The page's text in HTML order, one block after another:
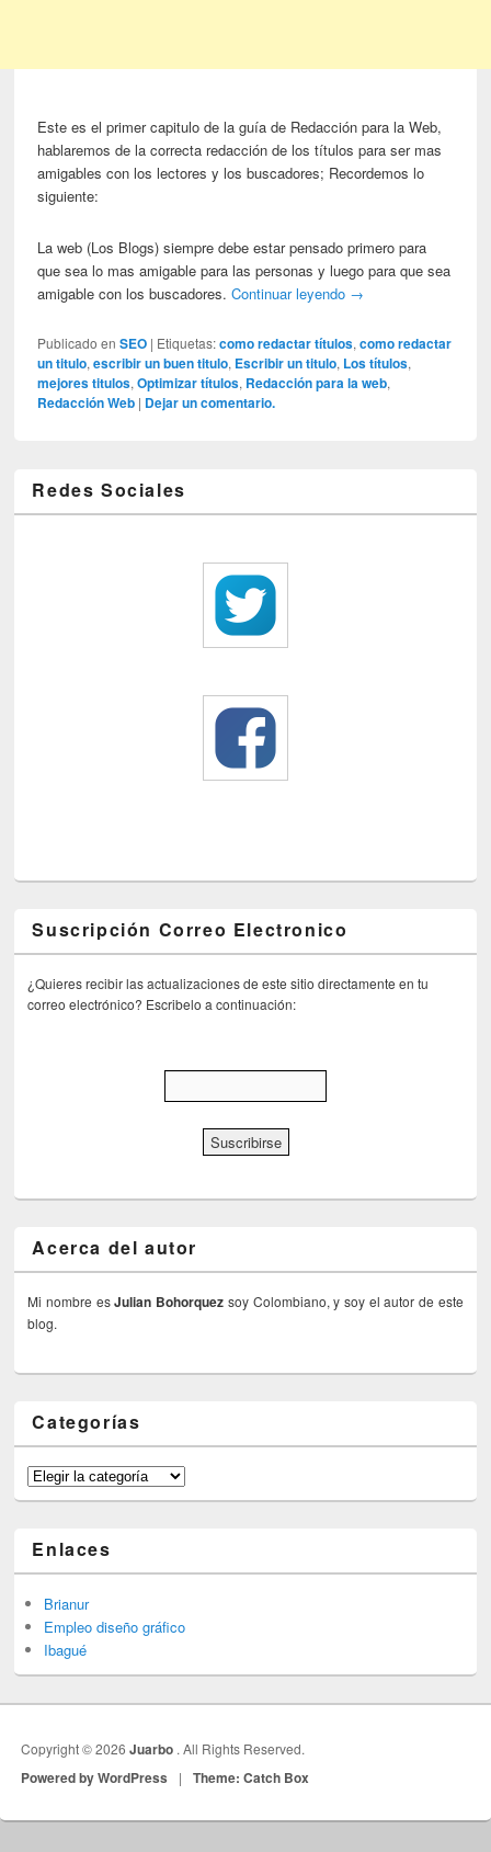
Este es el primer capitulo de la guía de Redacción para la Web,
hablaremos de la correcta redacción de los títulos para ser mas
amigables con los lectores y los buscadores; Recordemos lo
siguiente:
La web (Los Blogs) siempre debe estar pensado primero para
que sea lo mas amigable para las personas y luego para que sea
amigable con los buscadores.Continuar leyendo →
Publicado en SEO | Etiquetas: como redactar títulos,como redactar
un titulo,escribir un buen titulo, Escribir un titulo, Los títulos,
mejores titulos,Optimizar títulos, Redacción para la web,
Redacción Web | Dejar un comentario.
Redes Sociales
Suscripción Correo Electronico
¿Quieres recibir las actualizaciones de este sitio directamente en tu
correo electrónico? Escribelo a continuación:
Acerca del autor
Mi nombre esJulian Bohorquez soy Colombiano, y soy el autor de este
blog.
Categorías
Categorías
Enlaces
Brianur
Empleo diseño gráfico
Ibagué
Copyright © 2026Juarbo . All Rights Reserved.
Powered by WordPress | Theme: Catch Box